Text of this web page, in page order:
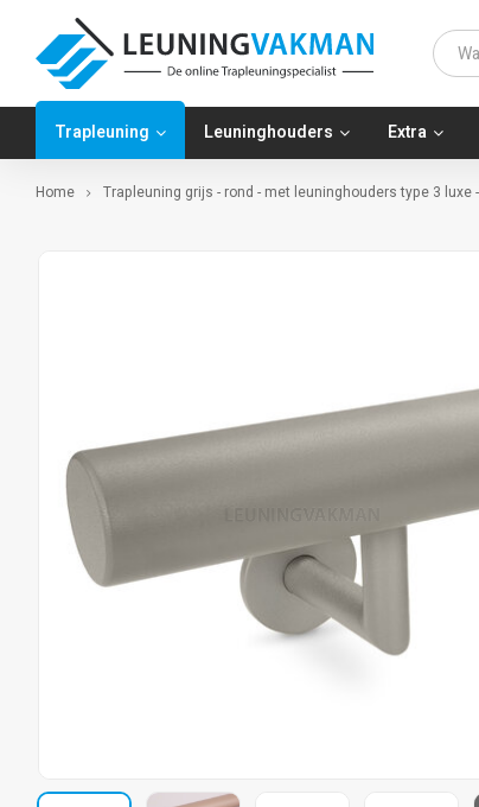
Trapleuning Leuninghouders Extra
Home Trapleuning grijs - rond - met leuninghouders type 3